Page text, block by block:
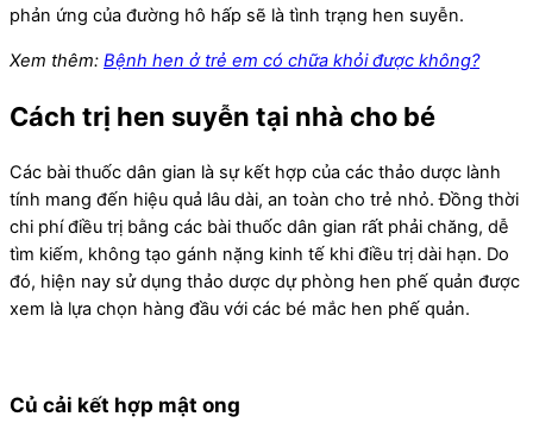
phản ứng của đường hô hấp sẽ là tình trạng hen suyễn.
Xem thêm: Bệnh hen ở trẻ em có chữa khỏi được không?
Cách trị hen suyễn tại nhà cho bé
Các bài thuốc dân gian là sự kết hợp của các thảo dược lành
tính mang đến hiệu quả lâu dài, an toàn cho trẻ nhỏ. Đồng thời
chi phí điều trị bằng các bài thuốc dân gian rất phải chăng, dễ
tìm kiếm, không tạo gánh nặng kinh tế khi điều trị dài hạn. Do
đó, hiện nay sử dụng thảo dược dự phòng hen phế quản được
xem là lựa chọn hàng đầu với các bé mắc hen phế quản.
Củ cải kết hợp mật ong